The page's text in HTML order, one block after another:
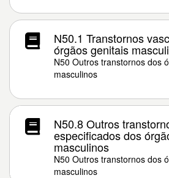
N50.1 Transtornos
órgãos genitais
N50 Outros transtornos dos
masculinos
N50.8 Outros
especificados dos
masculinos
N50 Outros transtornos dos
masculinos